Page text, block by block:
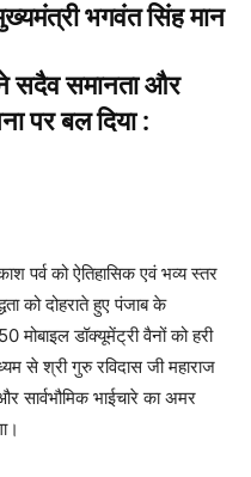
भगवंत सिंह मान
ने सदैव समानता और
पर बल दिया :
पर्व को ऐतिहासिक एवं भव्य स्तर
को दोहराते हुए पंजाब के
मोबाइल डॉक्यूमेंट्री वैनों को हरी
से श्री गुरु रविदास जी महाराज
सार्वभौमिक भाईचारे का अमर